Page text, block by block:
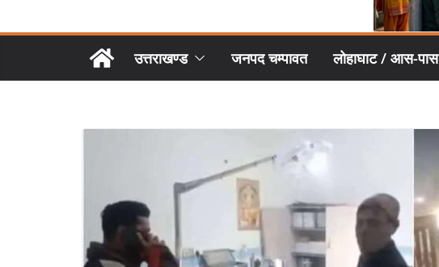
उत्तराखण्ड जनपद चम्पावत लोहाघाट / आस-पास